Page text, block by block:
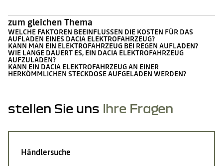
zum gleichen Thema
WELCHE FAKTOREN BEEINFLUSSEN DIE KOSTEN FÜR DAS
AUFLADEN EINES DACIA ELEKTROFAHRZEUG?
KANN MAN EIN ELEKTROFAHRZEUG BEI REGEN AUFLADEN?
WIE LANGE DAUERT ES, EIN DACIA ELEKTROFAHRZEUG
AUFZULADEN?
KANN EIN DACIA ELEKTROFAHRZEUG AN EINER
HERKÖMMLICHEN STECKDOSE AUFGELADEN WERDEN?
stellen Sie uns Ihre Fragen
Händlersuche